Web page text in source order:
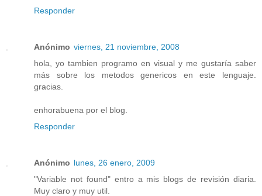
Responder
Anónimo viernes, 21 noviembre, 2008
hola, yo tambien programo en visual y me gustaría saber
más sobre los metodos genericos en este lenguaje.
gracias.
enhorabuena por el blog.
Responder
Anónimo lunes, 26 enero, 2009
"Variable not found" entro a mis blogs de revisión diaria.
Muy claro y muy util.